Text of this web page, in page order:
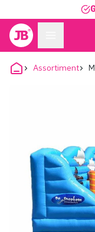
Assortiment